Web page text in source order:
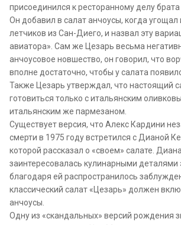
присоединился к ресторанному делу брата
Он добавил в салат анчоусы, когда
летчиков из Сан-Диего, и назвал эту
авиатора». Сам же Цезарь весьма
анчоусовое новшество, он говорил, что
вполне достаточно, чтобы у салата
Также Цезарь утверждал, что настоящий
готовиться только с итальянским
итальянским же пармезаном.
Существует версия, что Алекс Кардини
смерти в 1975 году встретился с Дианой
которой рассказал о «своем» салате. Диана
заинтересовалась кулинарными деталями
благодаря ей распространилось
классический салат «Цезарь» должен
анчоусы.
Одну из «скандальных» версий рождения